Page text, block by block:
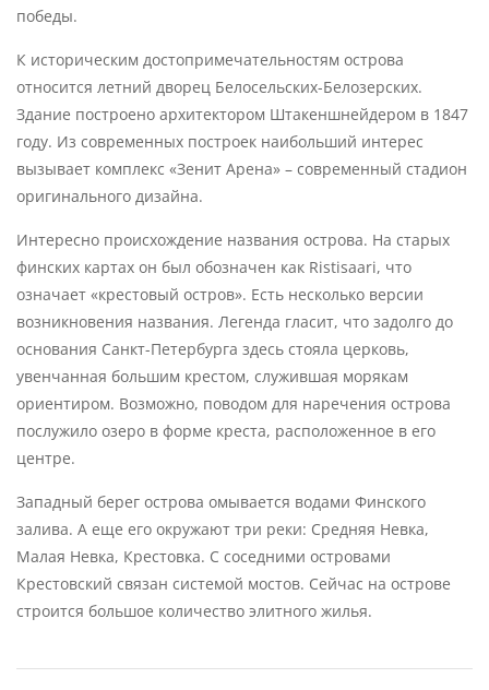
победы.
К историческим достопримечательностям острова
относится летний дворец Белосельских-Белозерских.
Здание построено архитектором Штакеншнейдером в 1847
году. Из современных построек наибольший интерес
вызывает комплекс «Зенит Арена» – современный стадион
оригинального дизайна.
Интересно происхождение названия острова. На старых
финских картах он был обозначен как Ristisaari, что
означает «крестовый остров». Есть несколько версии
возникновения названия. Легенда гласит, что задолго до
основания Санкт-Петербурга здесь стояла церковь,
увенчанная большим крестом, служившая морякам
ориентиром. Возможно, поводом для наречения острова
послужило озеро в форме креста, расположенное в его
центре.
Западный берег острова омывается водами Финского
залива. А еще его окружают три реки: Средняя Невка,
Малая Невка, Крестовка. С соседними островами
Крестовский связан системой мостов. Сейчас на острове
строится большое количество элитного жилья.